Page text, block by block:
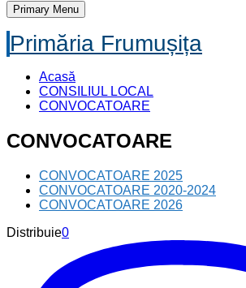
Primary Menu
Primăria Frumușița
Acasă
CONSILIUL LOCAL
CONVOCATOARE
CONVOCATOARE
CONVOCATOARE 2025
CONVOCATOARE 2020-2024
CONVOCATOARE 2026
Distribuie0